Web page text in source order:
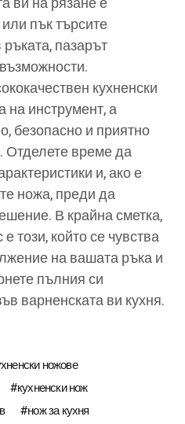
пък търсите
пазарът
кухненски
на инструмент, а
безопасно и приятно
Отделете време да
и, ако е
ножа, преди да
В крайна сметка,
този, който се чувства
на вашата ръка и
пълния си
варненската ви кухня.
ножове
кухненски нож
нож за кухня